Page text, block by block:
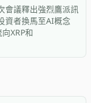
會議釋出強烈鷹派訊
資者換馬至AI概念
XRP和